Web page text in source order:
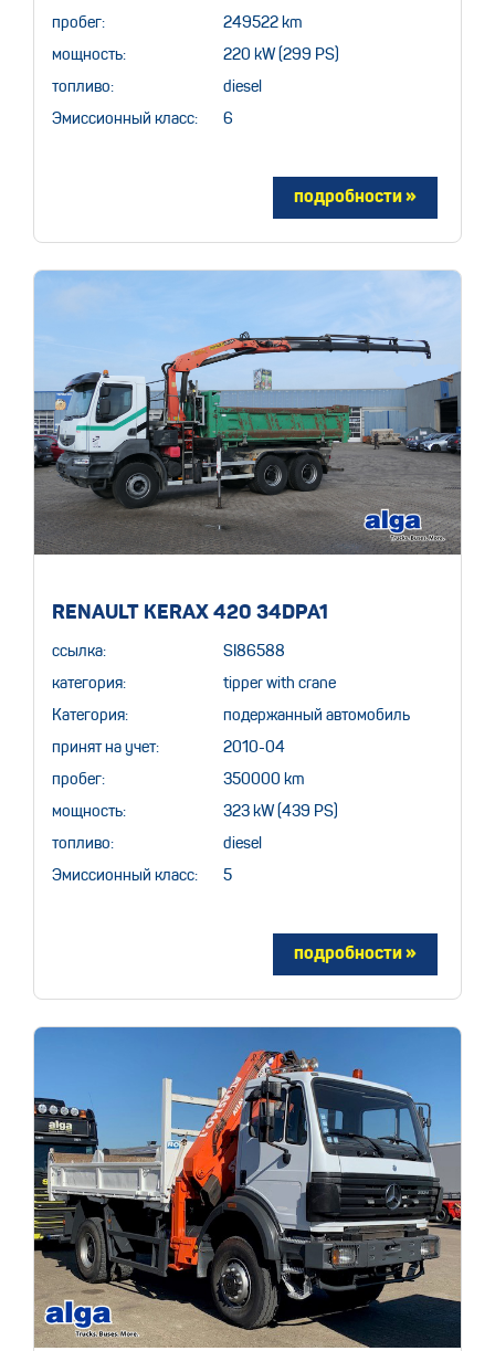
пробег: 249522 km
мощность: 220 kW (299 PS)
топливо: diesel
Эмиссионный класс: 6
RENAULT KERAX 420 34DPA1
ссылка: SI86588
категория: tipper with crane
Категория: подержанный автомобиль
принят на учет: 2010-04
пробег: 350000 km
мощность: 323 kW (439 PS)
топливо: diesel
Эмиссионный класс: 5